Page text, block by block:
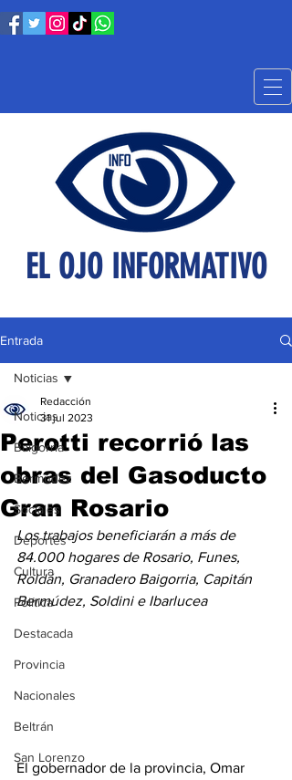
EL OJO INFORMATIVO
Entrada
Noticias
Baigorria
Bermúdez
Sociales
Deportes
Cultura
Política
Destacada
Provincia
Nacionales
Beltrán
San Lorenzo
Noticias
Perotti recorrió las
obras del Gasoducto
Gran Rosario
Redacción
31 jul 2023
Los trabajos beneficiarán a más de
84.000 hogares de Rosario, Funes,
Roldán, Granadero Baigorria, Capitán
Bermúdez, Soldini e Ibarlucea
El gobernador de la provincia, Omar